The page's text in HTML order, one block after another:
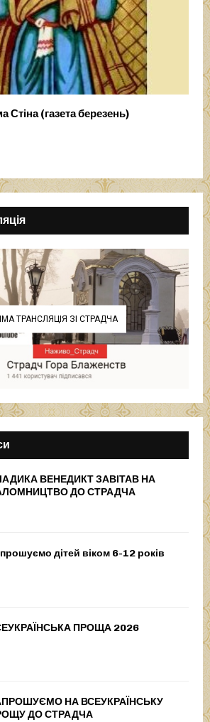
(газета березень)
ТРАНСЛЯЦІЯ ЗІ СТРАДЧА
ВЕНЕДИКТ ЗАВІТАВ НА
ДО СТРАДЧА
дітей віком 6-12 років
ПРОЩА 2026
НА ВСЕУКРАЇНСЬКУ
ДО СТРАДЧА